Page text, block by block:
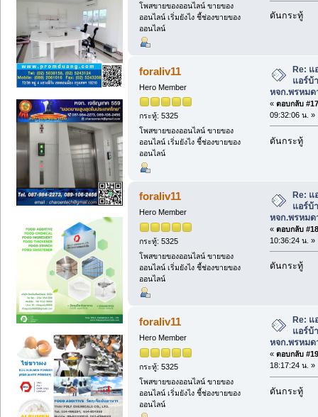
โพสขายของออนไลน์ ขายของ
ออนไลน์ เริ่มยังไง ชี้ช่องขายของ
ออนไลน์
ดันกระทู้
foraliv11
Hero Member
กระทู้: 5325
โพสขายของออนไลน์ ขายของ
ออนไลน์ เริ่มยังไง ชี้ช่องขายของ
ออนไลน์
Re: แ
แอร์บ้
หจก.พรหมด
« ตอบกลับ
09:32:06 น. »
ดันกระทู้
foraliv11
Hero Member
กระทู้: 5325
โพสขายของออนไลน์ ขายของ
ออนไลน์ เริ่มยังไง ชี้ช่องขายของ
ออนไลน์
Re: แ
แอร์บ้
หจก.พรหมด
« ตอบกลับ
10:36:24 น. »
ดันกระทู้
foraliv11
Hero Member
กระทู้: 5325
โพสขายของออนไลน์ ขายของ
ออนไลน์ เริ่มยังไง ชี้ช่องขายของ
ออนไลน์
Re:
แอร์บ้
หจก.พรหมด
« ตอบกลับ
18:17:24 น. »
ดันกระทู้